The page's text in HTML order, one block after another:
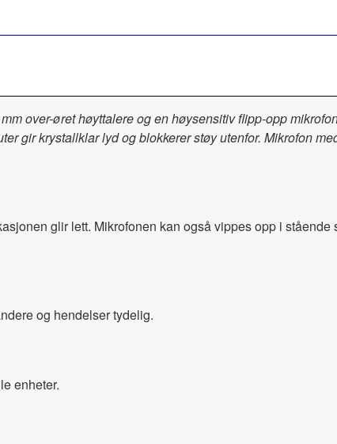
over-øret høyttalere og en høysensitiv flipp-opp
gir krystallklar lyd og blokkerer støy utenfor. Mikrofon
glir lett. Mikrofonen kan også vippes opp i stående
og hendelser tydelig.
enheter.